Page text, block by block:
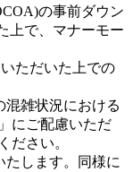
の事前ダウン
上で、マナーモー
ただいた上での
雑状況における
にご配慮いただ
ださい。
します。同様に